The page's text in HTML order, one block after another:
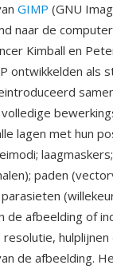
GIMP (GNU
naar de
Kimball en
ontwikkelden als
volledige
lagen met hun
paden
de afbeelding of
hulplijnen
de afbeelding.